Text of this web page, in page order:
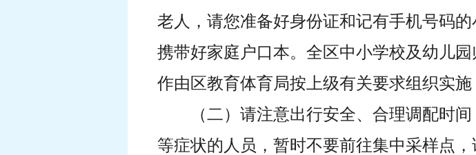
老人，请您准备好身份证和记有手机号码
携带好家庭户口本。全区中小学校及幼儿
作由区教育体育局按上级有关要求组织实施
（二）请注意出行安全、合理调配时
等症状的人员，暂时不要前往集中采样点